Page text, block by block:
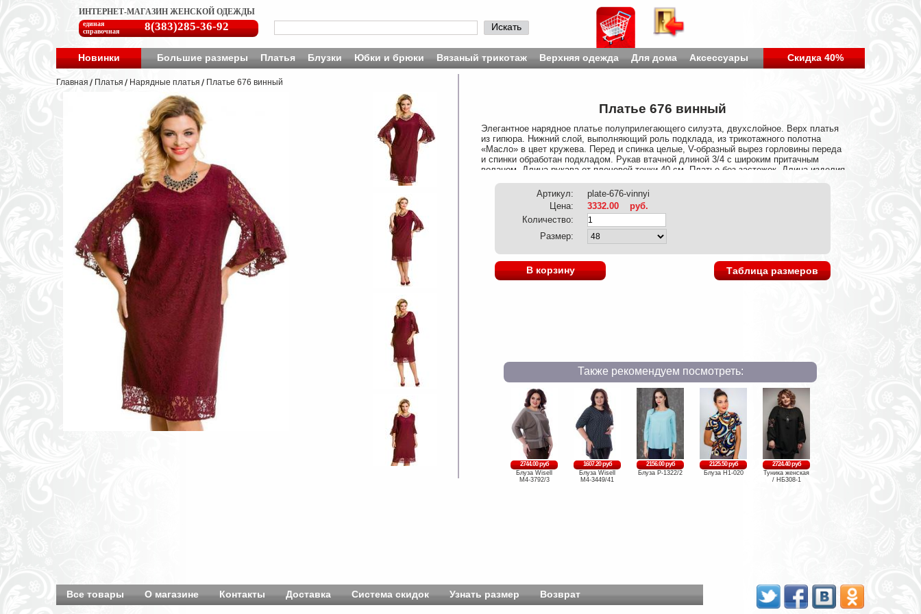
ИНТЕРНЕТ-МАГАЗИН ЖЕНСКОЙ ОДЕЖДЫ
единая
справочная
8(383)285-36-92 Искать
Новинки Большие размеры Платья Блузки Юбки и брюки Вязаный трикотаж Верхняя одежда Для дома Аксессуары Скидка 40%
Главная Платья Нарядные платья Платье 676 винный
Платье 676 винный
Элегантное нарядное платье полуприлегающего силуэта, двухслойное. Верх платья
из гипюра. Нижний слой, выполняющий роль подклада, из трикотажного полотна
«Масло» в цвет кружева. Перед и спинка целые, V-образный вырез горловины переда
и спинки обработан подкладом. Рукав втачной длиной 3/4 с широким притачным
воланом. Длина рукава от плечевой точки 40 см. Платье без застежек. Длина изделия
Артикул:
plate-676-vinnyi
Цена:
3332.00
руб.
Количество:
Размер:
В корзину Таблица размеров
Также рекомендуем посмотреть:
2744.00 руб
Блуза Wisell
М4-3792/3
1607.20 руб
Блуза Wisell
М4-3449/41
2156.00 руб
Блуза Р-1322/2
2125.50 руб
Блуза Н1-020
2724.40 руб
Туника женская
/ НБ308-1
Все товары О магазине Контакты Доставка Система скидок Узнать размер Возврат